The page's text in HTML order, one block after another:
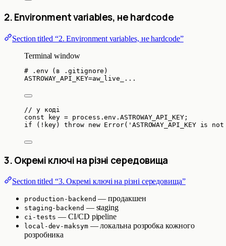
2. Environment variables, не hardcode
Section titled “2. Environment variables, не hardcode”
Terminal window
# .env (в .gitignore)
ASTROWAY_API_KEY=aw_live_...
// у коді
const
key = process .env .ASTROWAY_API_KEY;
if ( ! key) throw new Error( ' ASTROWAY_API_KEY is
3. Окремі ключі на різні середовища
Section titled “3. Окремі ключі на різні середовища”
production-backend — продакшен
staging-backend — staging
ci-tests — CI/CD pipeline
local-dev-maksym— локальна розробка кожного
розробника